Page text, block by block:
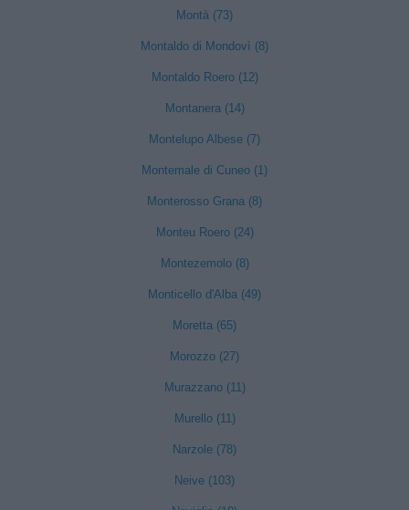
Montà (73)
Montaldo di Mondovì (8)
Montaldo Roero (12)
Montanera (14)
Montelupo Albese (7)
Montemale di Cuneo (1)
Monterosso Grana (8)
Monteu Roero (24)
Montezemolo (8)
Monticello d'Alba (49)
Moretta (65)
Morozzo (27)
Murazzano (11)
Murello (11)
Narzole (78)
Neive (103)